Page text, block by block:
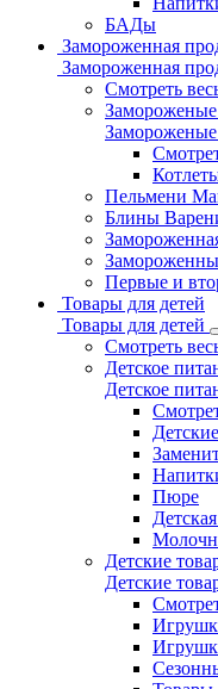
БАДы
Замороженная
Замороженная
Смотреть
Пельмени
Блины
Первые и
Товары для детей
Товары для детей
Смотреть
Детское
Детское
Пюре
Детские
Детские